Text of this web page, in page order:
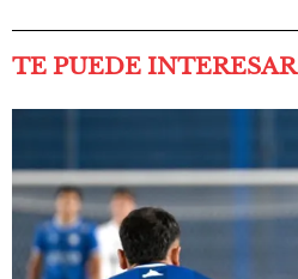
TE PUEDE INTERESAR